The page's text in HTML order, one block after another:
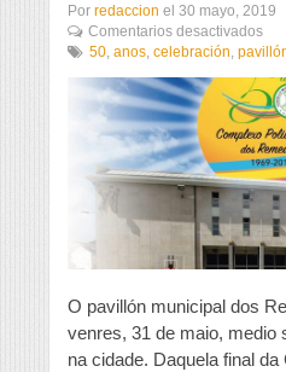
Por redaccion el 30 mayo, 2019
Comentarios desactivadosen
50
de
dos
50, anos, celebración,
O pavillón municipal dos
venres, 31 de maio, medio
na cidade. Daquela final